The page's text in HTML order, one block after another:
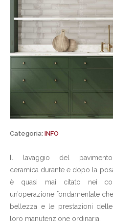
Categoria: INFO
Il lavaggio del
ceramica durante e dopo la
è quasi mai citato nei
un’operazione fondamentale
bellezza e le prestazioni
loro manutenzione ordinaria.